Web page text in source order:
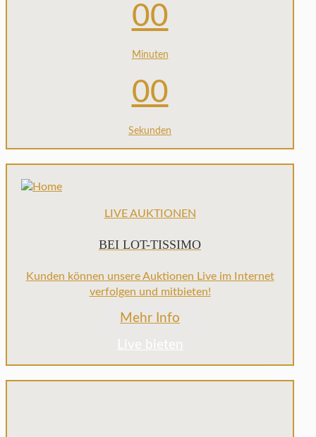
00
Minuten
00
Sekunden
LIVE AUKTIONEN
BEI LOT-TISSIMO
Kunden können unsere Auktionen Live im Internet
verfolgen und mitbieten!
Mehr Info
Live bieten